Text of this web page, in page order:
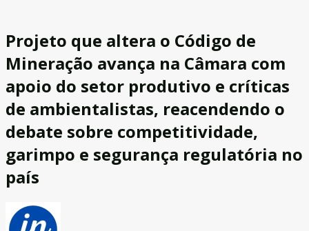
Projeto que altera o Código de
Mineração avança na Câmara com
apoio do setor produtivo e críticas
de ambientalistas, reacendendo o
debate sobre competitividade,
garimpo e segurança regulatória no
país